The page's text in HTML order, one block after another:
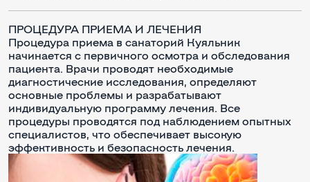
ПРОЦЕДУРА ПРИЕМА И ЛЕЧЕНИЯ
Процедура приема в санаторий Куяльник
начинается с первичного осмотра и обследования
пациента. Врачи проводят необходимые
диагностические исследования, определяют
основные проблемы и разрабатывают
индивидуальную программу лечения. Все
процедуры проводятся под наблюдением опытных
специалистов, что обеспечивает высокую
эффективность и безопасность лечения.